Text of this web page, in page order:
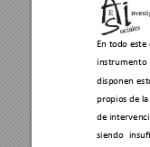
En todo este
instrumento
disponen
propios de la
de
siendo